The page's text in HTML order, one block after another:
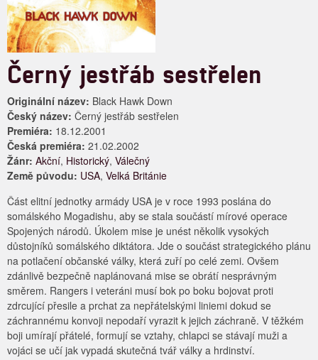
Černý jestřáb sestřelen
Originální název: Black Hawk Down
Český název: Černý jestřáb sestřelen
Premiéra: 18.12.2001
Česká premiéra: 21.02.2002
Žánr: Akční, Historický, Válečný
Země původu: USA, Velká Británie
Část elitní jednotky armády USA je v roce 1993 poslána do
somálského Mogadishu, aby se stala součástí mírové operace
Spojených národů. Úkolem mise je unést několik vysokých
důstojníků somálského diktátora. Jde o součást strategického plánu
na potlačení občanské války, která zuří po celé zemi. Ovšem
zdánlivě bezpečně naplánovaná mise se obrátí nesprávným
směrem. Rangers i veteráni musí bok po boku bojovat proti
zdrcující přesile a prchat za nepřátelskými liniemi dokud se
záchrannému konvoji nepodaří vyrazit k jejich záchraně. V těžkém
boji umírají přátelé, formují se vztahy, chlapci se stávají muži a
vojáci se učí jak vypadá skutečná tvář války a hrdinství.